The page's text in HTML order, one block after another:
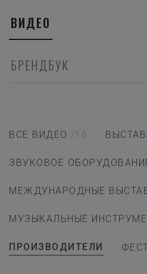
ВИДЕО
БРЕНДБУК
ВСЕ ВИДЕО /16
ЗВУКОВОЕ
МЕЖДУНАРОДНЫЕ
МУЗЫКАЛЬНЫЕ
ПРОИЗВОДИТЕЛИ